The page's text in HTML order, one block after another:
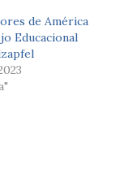
de América
Educacional